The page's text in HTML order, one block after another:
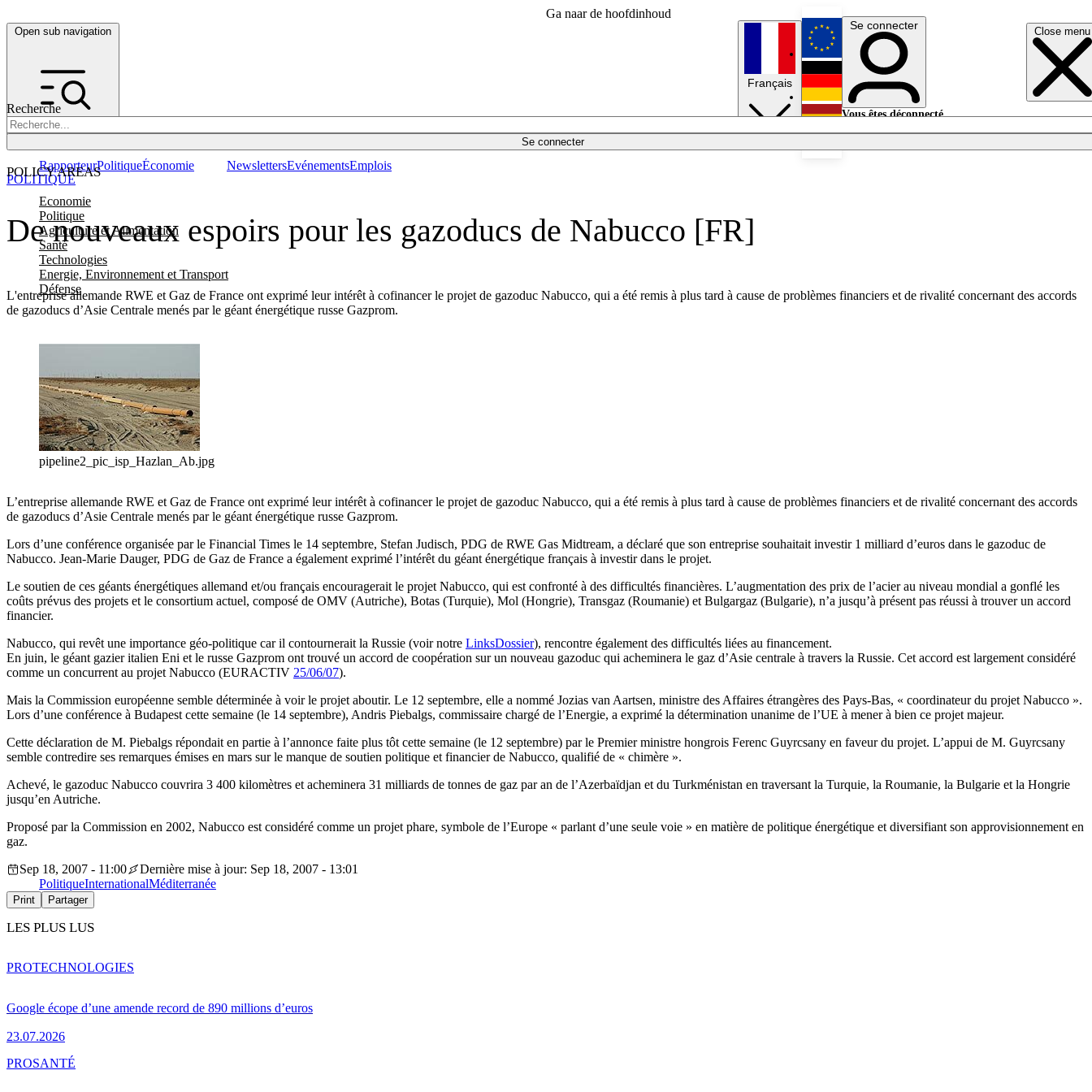
Ga naar de hoofdinhoud
Open sub navigation Close menu
Recherche
Se connecter
POLICY AREAS
Economie
Politique
Agriculture et Alimentation
Santé
Technologies
Energie, Environnement et Transport
Défense
RapporteurPolitiqueÉconomie NewslettersEvénementsEmplois
Français
English
Deutsch
Se connecter
Vous êtes déconnecté.
De nouveaux espoirs pour les gazoducs de Nabucco [FR]
L'entreprise allemande RWE et Gaz de France ont exprimé leur intérêt à cofinancer le projet de gazoduc Nabucco, qui a été remis à plus tard à cause de problèmes financiers et de rivalité concernant des accords
de gazoducs d’Asie Centrale menés par le géant énergétique russe Gazprom.
POLITIQUE
pipeline2_pic_isp_Hazlan_Ab.jpg
L’entreprise allemande RWE et Gaz de France ont exprimé leur intérêt à cofinancer le projet de gazoduc Nabucco, qui a été remis à plus tard à cause de problèmes financiers et de rivalité concernant des accords
de gazoducs d’Asie Centrale menés par le géant énergétique russe Gazprom.
Lors d’une conférence organisée par le Financial Times le 14 septembre, Stefan Judisch, PDG de RWE Gas Midtream, a déclaré que son entreprise souhaitait investir 1 milliard d’euros dans le gazoduc de
Nabucco. Jean-Marie Dauger, PDG de Gaz de France a également exprimé l’intérêt du géant énergétique français à investir dans le projet.
Le soutien de ces géants énergétiques allemand et/ou français encouragerait le projet Nabucco, qui est confronté à des difficultés financières. L’augmentation des prix de l’acier au niveau mondial a gonflé les
coûts prévus des projets et le consortium actuel, composé de OMV (Autriche), Botas (Turquie), Mol (Hongrie), Transgaz (Roumanie) et Bulgargaz (Bulgarie), n’a jusqu’à présent pas réussi à trouver un accord
financier.
Nabucco, qui revêt une importance géo-politique car il contournerait la Russie (voir notre LinksDossier), rencontre également des difficultés liées au financement.
En juin, le géant gazier italien Eni et le russe Gazprom ont trouvé un accord de coopération sur un nouveau gazoduc qui acheminera le gaz d’Asie centrale à travers la Russie. Cet accord est largement considéré
comme un concurrent au projet Nabucco (EURACTIV 25/06/07).
Mais la Commission européenne semble déterminée à voir le projet aboutir. Le 12 septembre, elle a nommé Jozias van Aartsen, ministre des Affaires étrangères des Pays-Bas, « coordinateur du projet Nabucco ».
Lors d’une conférence à Budapest cette semaine (le 14 septembre), Andris Piebalgs, commissaire chargé de l’Energie, a exprimé la détermination unanime de l’UE à mener à bien ce projet majeur.
Cette déclaration de M. Piebalgs répondait en partie à l’annonce faite plus tôt cette semaine (le 12 septembre) par le Premier ministre hongrois Ferenc Guyrcsany en faveur du projet. L’appui de M. Guyrcsany
semble contredire ses remarques émises en mars sur le manque de soutien politique et financier de Nabucco, qualifié de « chimère ».
Achevé, le gazoduc Nabucco couvrira 3 400 kilomètres et acheminera 31 milliards de tonnes de gaz par an de l’Azerbaïdjan et du Turkménistan en traversant la Turquie, la Roumanie, la Bulgarie et la Hongrie
jusqu’en Autriche.
Proposé par la Commission en 2002, Nabucco est considéré comme un projet phare, symbole de l’Europe « parlant d’une seule voie » en matière de politique énergétique et diversifiant son approvisionnement en
gaz.
Sep 18, 2007 - 11:00
Dernière mise à jour: Sep 18, 2007 - 13:01
PolitiqueInternationalMéditerranée
Print Partager
LES PLUS LUS
Google écope d’une amende record de 890 millions d’euros
23.07.2026
PROTECHNOLOGIES
PROSANTÉ